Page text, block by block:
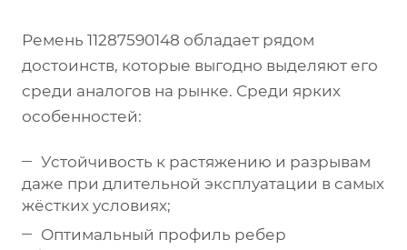
Ремень 11287590148 обладает рядом
достоинств, которые выгодно выделяют его
среди аналогов на рынке. Среди ярких
особенностей:
Устойчивость к растяжению и разрывам
даже при длительной эксплуатации в самых
жёстких условиях;
Оптимальный профиль ребер